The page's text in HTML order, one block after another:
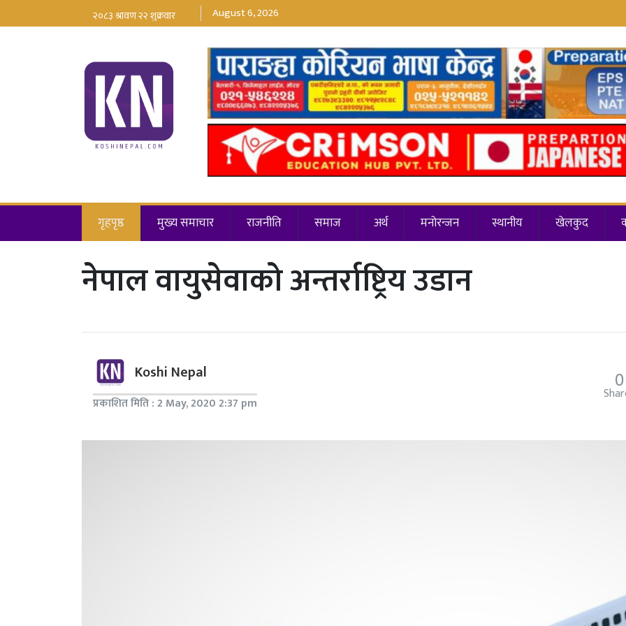
August 6, 2026
गृहपृष्ठ मुख्य समाचार राजनीति समाज अर्थ मनोरन्जन स्थानीय खेलकुद
नेपाल वायुसेवाको अन्तर्राष्ट्रिय उडान
Koshi Nepal
प्रकाशित मिति : 2 May, 2020 2:37 pm
0